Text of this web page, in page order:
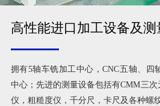
高性能进口加工设备及测
拥有5轴车铣加工中心，CNC五轴、四
中心；先进的测量设备包括有CMM三
仪，粗糙度仪，千分尺，卡尺及各种螺